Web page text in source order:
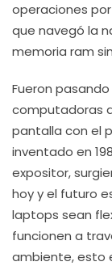
operaciones
que navegó la
memoria ram
Fueron
computadoras
pantalla con el
inventado en
expositor,
hoy y el futuro
laptops sean
funcionen a
ambiente, esto